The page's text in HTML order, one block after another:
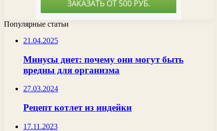
Популярные статьи
21.04.2025
Минусы диет: почему они могут быть
вредны для организма
27.03.2024
Рецепт котлет из индейки
17.11.2023